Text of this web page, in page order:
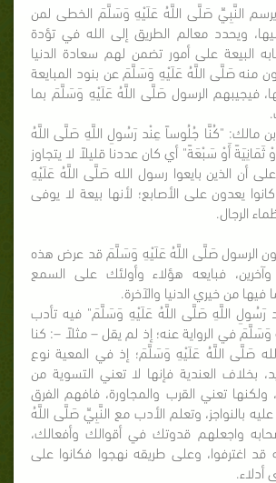
النَّبِيِّ صَلَّى اللَّهُ عَلَيْهِ وَسَلَّمَ الخطى لمن
ويحدد معالم الطريق إلى الله في تؤدة
البيعة على أمور تضمن لهم سعادة الدنيا
منه صَلَّى اللَّهُ عَلَيْهِ وَسَلَّمَ عن بنود المبايعة
فيجيبهم الرسول صَلَّى اللَّهُ عَلَيْهِ وَسَلَّمَ بما
مالك: "كُنَّا جُلُوساً عِنْد رَسُولِ اللَّهِ صَلَّى اللَّهُ
أَوْ سَبْعَةً" أي كان عددنا قليلاً لا يتجاوز
أن الذين بايعوا رسول الله صَلَّى اللَّهُ عَلَيْهِ
يعدون على الأصابع؛ لأنها بيعة لا يوفى
الرجال.
الرسول صَلَّى اللَّهُ عَلَيْهِ وَسَلَّمَ قد عرض هذه
وآخرين، فبايعه هؤلاء وأولئك على السمع
فيها من خيري الدنيا والآخرة.
رَسُولِ اللَّهِ صَلَّى اللَّهُ عَلَيْهِ وَسَلَّمَ" فيه تأدب
في الرواية عنه؛ إذ لم يقل – مثلاً –: كنا
صَلَّى اللَّهُ عَلَيْهِ وَسَلَّمَ؛ إذ في المعية نوع
بخلاف العندية فإنها لا تعني التسوية من
تعني القرب والمجاورة، فافهم الفرق
بالنواجز، وتعلم الأدب مع النَّبِيِّ صَلَّى اللَّهُ
واجعلهم قدوتك في أقوالك وأفعالك،
اغترفوا، وعلى طريقه نهجوا فكانوا على
أدلاء.